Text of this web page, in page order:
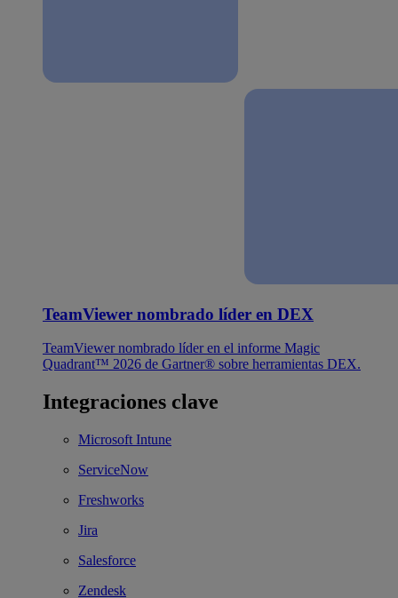
TeamViewer nombrado líder en DEX
TeamViewer nombrado líder en el informe Magic
Quadrant™ 2026 de Gartner® sobre herramientas DEX.
Integraciones clave
Microsoft Intune
ServiceNow
Freshworks
Jira
Salesforce
Zendesk